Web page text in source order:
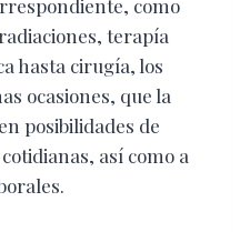
como
terapía
hasta cirugía, los
ocasiones, que la
posibilidades de
así como a